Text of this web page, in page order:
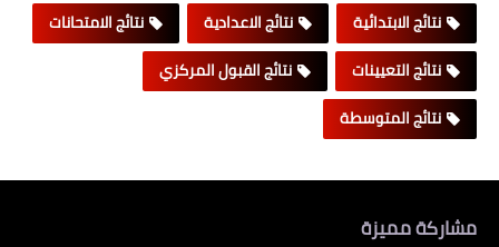
نتائج الابتدائية
نتائج الاعدادية
نتائج الامتحانات
نتائج التعيينات
نتائج القبول المركزي
نتائج المتوسطة
مشاركة مميزة